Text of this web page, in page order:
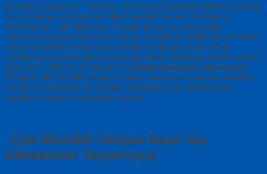
produksi yang jelas Pertama, tim desain mempersiapkan mockup
sesuai dengan permintaan klien Setelah desain mendapat
persetujuan, kain dipotong menggunakan pola baku agar
ukurannya akurat Tahap berikutnya, penjahitan dilakukan oleh ahli
yang menjamin setiap sisi tersambung dengan kuat Tahap
selanjutnya, pengerjaan bordir logo memanfaatkan mesin modern
agar hasil lebih halus dan awet tempat buat jas almamater
Tahapan final adalah quality control, setiap jas diperiksa kembali
sebelum sampai ke pelanggan sehingga mutu terbaik tetap
konsisten tanpa mengurangi standar
Tips Memilih Tempat Buat Jas
Almamater Terpercaya